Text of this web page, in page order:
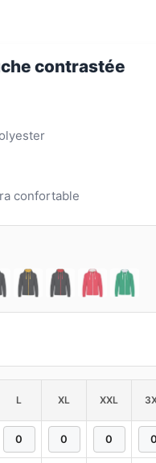
contrastée
confortable
L XL XXL